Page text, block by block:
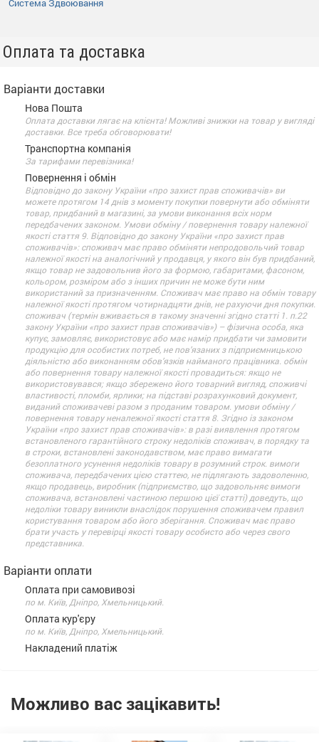
Оплата та доставка
Варіанти доставки
Нова Пошта
Оплата доставки лягає на клієнта! Можливі знижки на товар у вигляді
доставки. Все треба обговорювати!
Транспортна компанія
За тарифами перевізника!
Повернення і обмін
Відповідно до закону України «про захист прав споживачів» ви
можете протягом 14 днів з моменту покупки повернути або обміняти
товар, придбаний в магазині, за умови виконання всіх норм
передбачених законом. Умови обміну / повернення товару належної
якості стаття 9. Відповідно до закону України «про захист прав
споживачів»: споживач має право обміняти непродовольчий товар
належної якості на аналогічний у продавця, у якого він був придбаний,
якщо товар не задовольнив його за формою, габаритами, фасоном,
кольором, розміром або з інших причин не може бути ним
використаний за призначенням. Споживач має право на обмін товару
належної якості протягом чотирнадцяти днів, не рахуючи дня покупки.
споживач (термін вживається в такому значенні згідно статті 1. п.22
закону України «про захист прав споживачів») – фізична особа, яка
купує, замовляє, використовує або має намір придбати чи замовити
продукцію для особистих потреб, не пов’язаних з підприємницькою
діяльністю або виконанням обов’язків найманого працівника. обмін
або повернення товару належної якості провадиться: якщо не
використовувався; якщо збережено його товарний вигляд, споживчі
властивості, пломби, ярлики; на підставі розрахунковий документ,
виданий споживачеві разом з проданим товаром. умови обміну /
повернення товару неналежної якості стаття 8. Згідно із законом
України «про захист прав споживачів»: в разі виявлення протягом
встановленого гарантійного строку недоліків споживач, в порядку та
в строки, встановлені законодавством, має право вимагати
безоплатного усунення недоліків товару в розумний строк. вимоги
споживача, передбачених цією статтею, не підлягають задоволенню,
якщо продавець, виробник (підприємство, що задовольняє вимоги
споживача, встановлені частиною першою цієї статті) доведуть, що
недоліки товару виникли внаслідок порушення споживачем правил
користування товаром або його зберігання. Споживач має право
брати участь у перевірці якості товару особисто або через свого
представника.
Варіанти оплати
Оплата при самовивозі
по м. Київ, Дніпро, Хмельницький.
Оплата кур'єру
по м. Київ, Дніпро, Хмельницький.
Накладений платіж
Можливо вас зацікавить!